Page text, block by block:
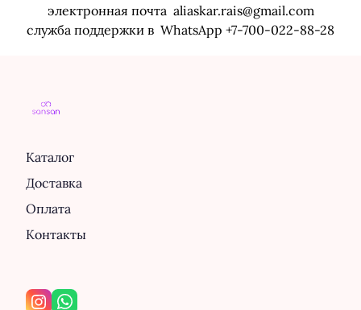
электронная почта aliaskar.rais@gmail.com
служба поддержки в WhatsApp +7-700-022-88-28
Каталог
Доставка
Оплата
Контакты